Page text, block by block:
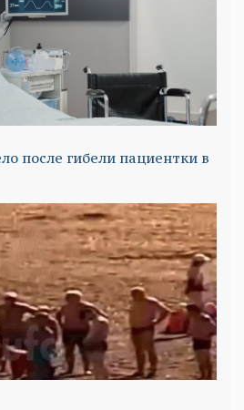
после гибели пациентки в